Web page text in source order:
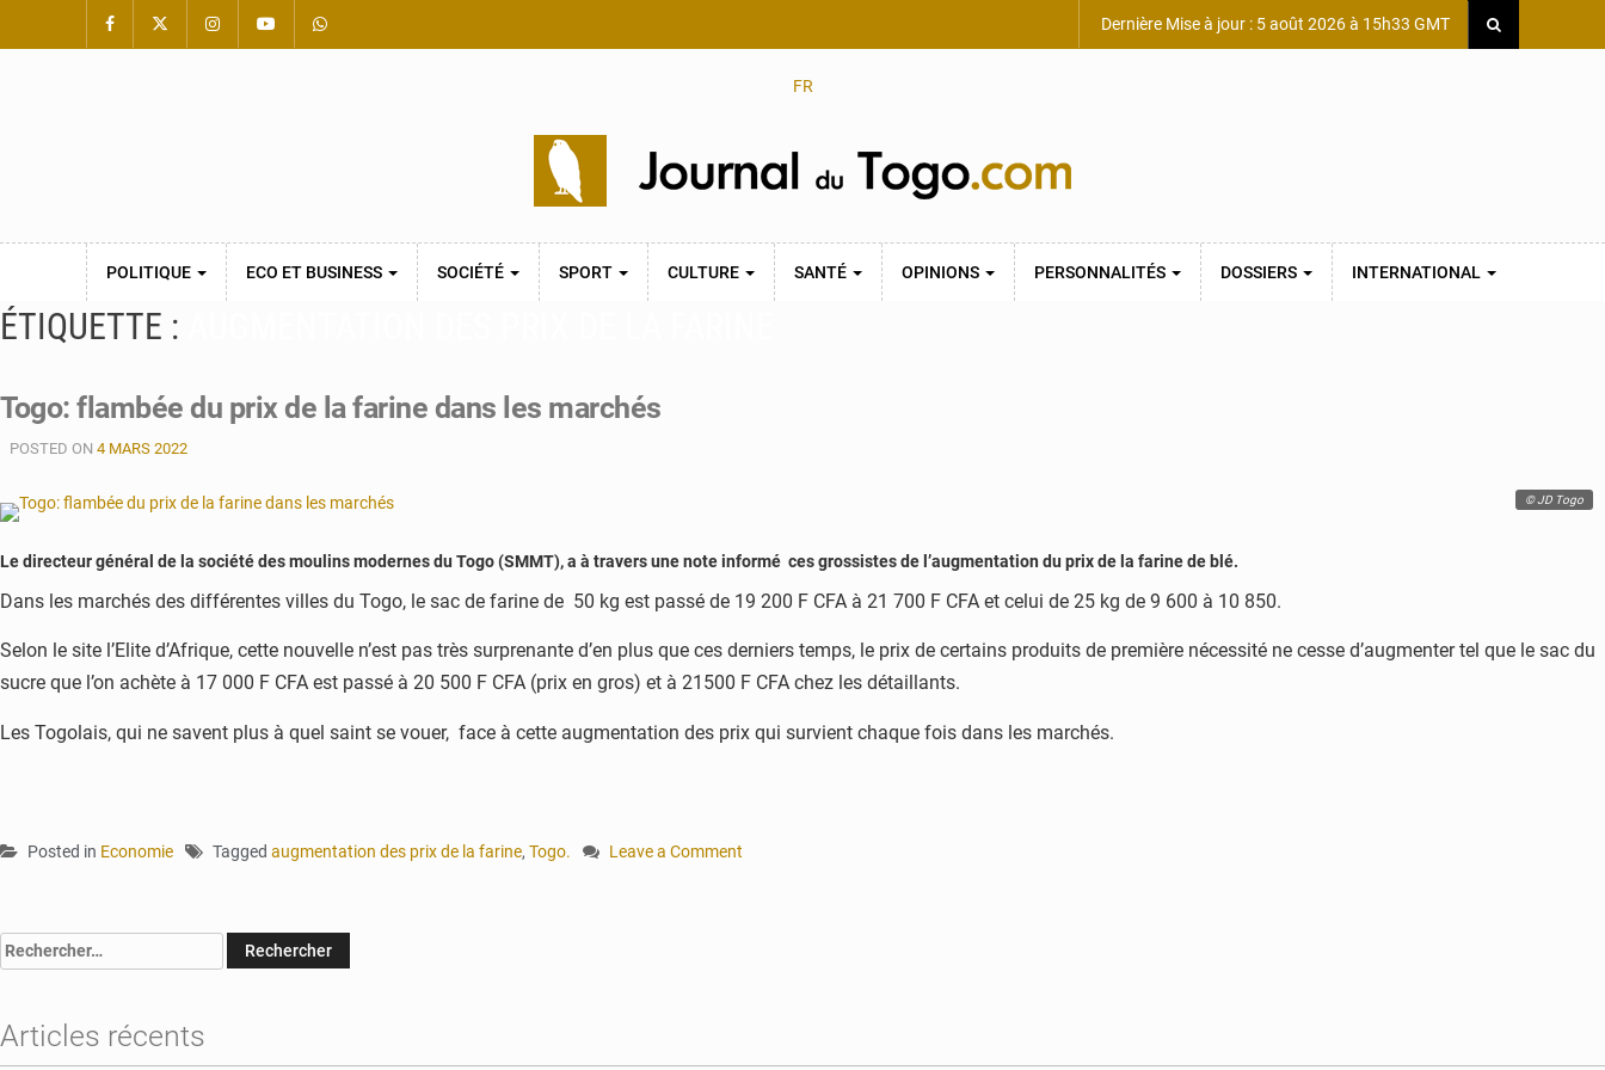
Dernière Mise à jour : 5 août 2026 à 15h33 GMT
FR
POLITIQUE ECO ET BUSINESS SOCIÉTÉ SPORT CULTURE SANTÉ OPINIONS PERSONNALITÉS DOSSIERS INTERNATIONAL
ÉTIQUETTE :
Togo: flambée du prix de la farine dans les marchés
POSTED ON 4 MARS 2022
© JD Togo
Le directeur général de la société des moulins modernes du Togo (SMMT), a à travers une note informé ces grossistes de l’augmentation du prix de la farine de blé.
Dans les marchés des différentes villes du Togo, le sac de farine de 50 kg est passé de 19 200 F CFA à 21 700 F CFA et celui de 25 kg de 9 600 à 10 850.
Selon le site l’Elite d’Afrique, cette nouvelle n’est pas très surprenante d’en plus que ces derniers temps, le prix de certains produits de première nécessité ne cesse d’augmenter tel que le sac du
sucre que l’on achète à 17 000 F CFA est passé à 20 500 F CFA (prix en gros) et à 21500 F CFA chez les détaillants.
Les Togolais, qui ne savent plus à quel saint se vouer, face à cette augmentation des prix qui survient chaque fois dans les marchés.
Posted in Economie Tagged augmentation des prix de la farine, Togo.
Leave a Comment
Rechercher :
Articles récents